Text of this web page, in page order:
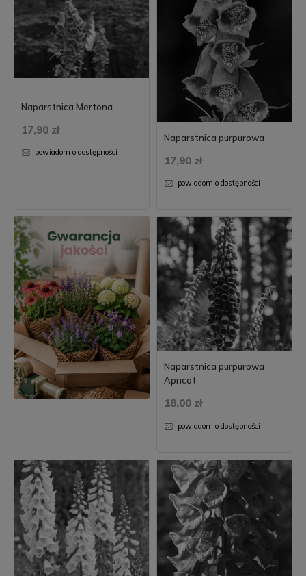
Naparstnica Mertona
17,90 zł
powiadom o dostępności
Naparstnica purpurowa
17,90 zł
powiadom o dostępności
Naparstnica purpurowa
Apricot
18,00 zł
powiadom o dostępności